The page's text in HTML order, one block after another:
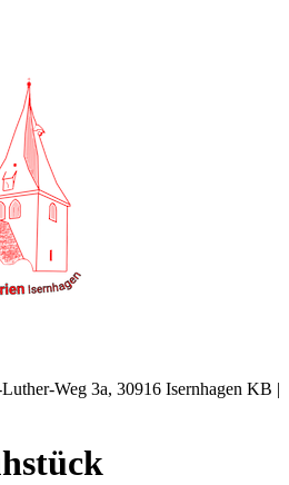
Weg 3a, 30916 Isernhagen KB |